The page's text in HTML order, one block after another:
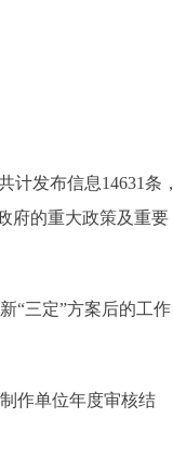
发布信息14631条，
府的重大政策及重要
“三定”方案后的工作
作单位年度审核结